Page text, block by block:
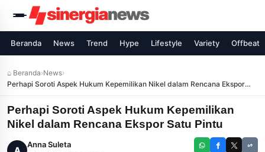
Beranda News Trend Hype Lifestyle Variety Offbeat
⌂ Beranda›News›
Perhapi Soroti Aspek Hukum Kepemilikan Nikel dalam Rencana Ekspor
Satu Pintu
Perhapi Soroti Aspek Hukum Kepemilikan
Nikel dalam Rencana Ekspor Satu Pintu
A
Anna Suleta